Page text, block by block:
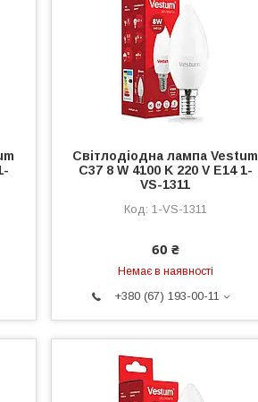
Світлодіодна лампа Vestum
C37 8 W 4100 K 220 V E14 1-
VS-1311
1-VS-1311
60 ₴
Немає в наявності
+380 (67) 193-00-11